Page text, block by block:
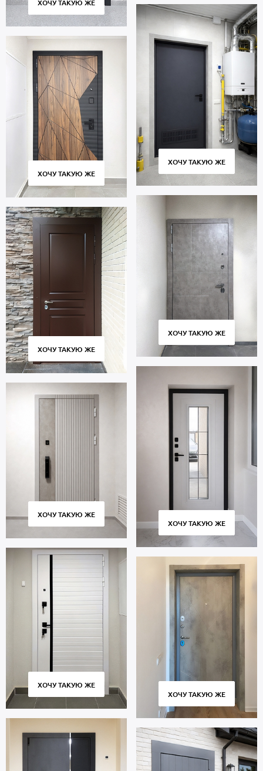
ХОЧУ ТАКУЮ ЖЕ
ХОЧУ ТАКУЮ ЖЕ
ХОЧУ ТАКУЮ ЖЕ
ХОЧУ ТАКУЮ ЖЕ
ХОЧУ ТАКУЮ ЖЕ
ХОЧУ ТАКУЮ ЖЕ
ХОЧУ ТАКУЮ ЖЕ
ХОЧУ ТАКУЮ ЖЕ
ХОЧУ ТАКУЮ ЖЕ